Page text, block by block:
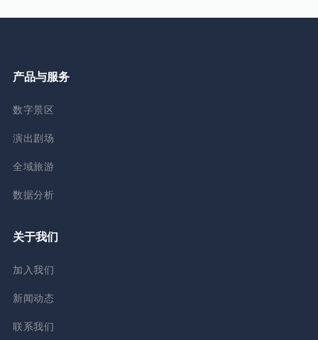
产品与服务
数字景区
演出剧场
全域旅游
数据分析
关于我们
加入我们
新闻动态
联系我们